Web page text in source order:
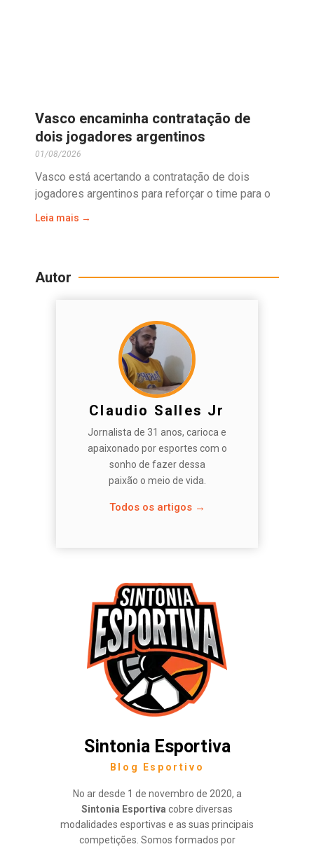
Vasco encaminha contratação de
dois jogadores argentinos
01/08/2026
Vasco está acertando a contratação de dois
jogadores argentinos para reforçar o time para o
Leia mais →
Autor
Claudio Salles Jr
Jornalista de 31 anos, carioca e
apaixonado por esportes com o
sonho de fazer dessa
paixão o meio de vida.
Todos os artigos →
Sintonia Esportiva
Blog Esportivo
No ar desde 1 de novembro de 2020, a
Sintonia Esportiva cobre diversas
modalidades esportivas e as suas principais
competições. Somos formados por